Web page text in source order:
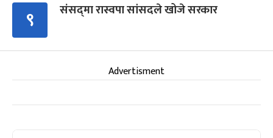
९ संसद्‍मा रास्वपा सांसदले खोजे सरकार
Advertisment